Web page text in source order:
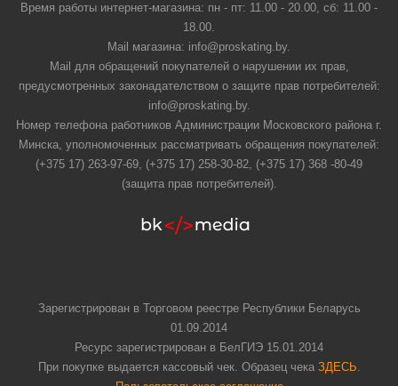
Время работы интернет-магазина: пн - пт: 11.00 - 20.00, сб: 11.00 -
18.00.
Mail магазина: info@proskating.by.
Mail для обращений покупателей о нарушении их прав,
предусмотренных законадателством о защите прав потребителей:
info@proskating.by.
Номер телефона работников Администрации Московского района г.
Минска, уполномоченных рассматривать обращения покупателей:
(+375 17) 263-97-69, (+375 17) 258-30-82, (+375 17) 368 -80-49
(защита прав потребителей).
Зарегистрирован в Торговом реестре Республики Беларусь
01.09.2014
Ресурс зарегистрирован в БелГИЭ 15.01.2014
При покупке выдается кассовый чек. Образец чека ЗДЕСЬ.